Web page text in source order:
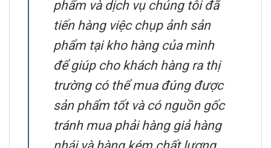
phẩm và dịch vụ chúng tôi đã
tiến hàng việc chụp ảnh sản
phẩm tại kho hàng của mình
để giúp cho khách hàng ra thị
trường có thể mua đúng được
sản phẩm tốt và có nguồn gốc
tránh mua phải hàng giả hàng